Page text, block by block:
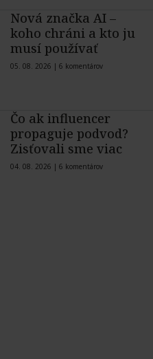
Nová značka AI –
koho chráni a kto ju
musí používať
05. 08. 2026 | 6 komentárov
Čo ak influencer
propaguje podvod?
Zisťovali sme viac
04. 08. 2026 | 6 komentárov